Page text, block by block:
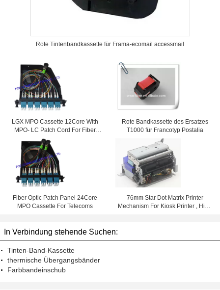
Rote Tintenbandkassette für Frama-ecomail accessmail
LGX MPO Cassette 12Core With
MPO- LC Patch Cord For Fiber
Telecoms
Rote Bandkassette des Ersatzes
T1000 für Francotyp Postalia
Fiber Optic Patch Panel 24Core
MPO Cassette For Telecoms
76mm Star Dot Matrix Printer
Mechanism For Kiosk Printer , High
In Verbindung stehende Suchen:
Tinten-Band-Kassette
thermische Übergangsbänder
Farbbandeinschub